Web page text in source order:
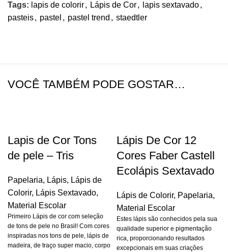
Tags: lapis de colorir, Lápis de Cor, lapis sextavado,
pasteis, pastel , pastel trend , staedtler
VOCÊ TAMBÉM PODE GOSTAR…
Lapis de Cor Tons
de pele – Tris
Papelaria, Lápis, Lápis de
Colorir, Lápis Sextavado,
Material Escolar
Primeiro Lápis de cor com seleção
de tons de pele no Brasil! Com cores
inspiradas nos tons de pele, lápis de
madeira, de traço super macio, corpo
Lápis De Cor 12
Cores Faber Castell
Ecolápis Sextavado
Lápis de Colorir, Papelaria,
Material Escolar
Estes lápis são conhecidos pela sua
qualidade superior e pigmentação
rica, proporcionando resultados
excepcionais em suas criações